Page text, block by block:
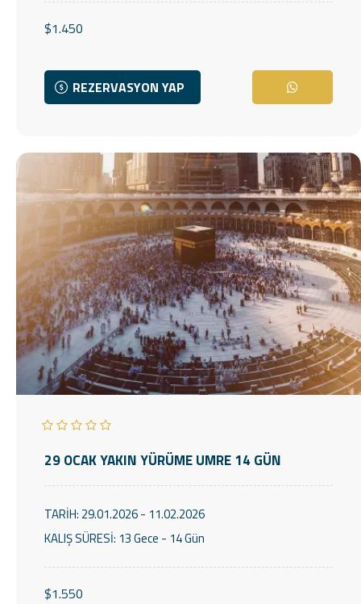
$1.450
REZERVASYON YAP
TARİH: 29.01.2026 - 11.02.2026
KALIŞ SÜRESİ: 13 Gece - 14 Gün
29 OCAK YAKIN YÜRÜME UMRE 14 GÜN
$1.550